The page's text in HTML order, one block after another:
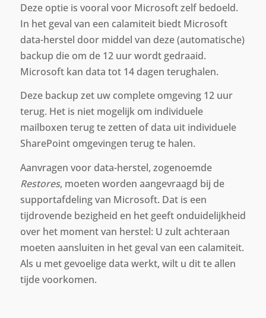
Deze optie is vooral voor Microsoft zelf bedoeld.
In het geval van een calamiteit biedt Microsoft
data-herstel door middel van deze (automatische)
backup die om de 12 uur wordt gedraaid.
Microsoft kan data tot 14 dagen terughalen.
Deze backup zet uw complete omgeving 12 uur
terug. Het is niet mogelijk om individuele
mailboxen terug te zetten of data uit individuele
SharePoint omgevingen terug te halen.
Aanvragen voor data-herstel, zogenoemde
Restores, moeten worden aangevraagd bij de
supportafdeling van Microsoft. Dat is een
tijdrovende bezigheid en het geeft onduidelijkheid
over het moment van herstel: U zult achteraan
moeten aansluiten in het geval van een calamiteit.
Als u met gevoelige data werkt, wilt u dit te allen
tijde voorkomen.